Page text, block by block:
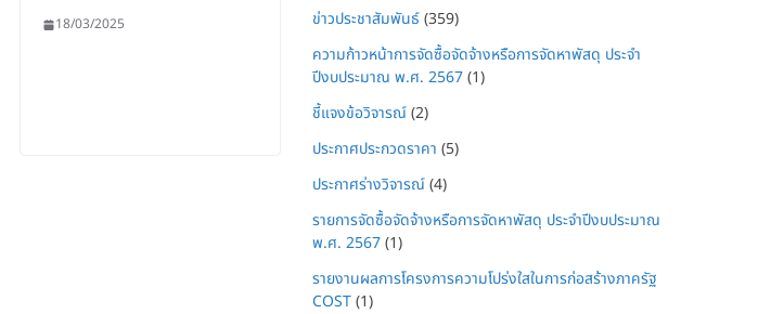
18/03/2025
ข่าวประชาสัมพันธ์(359)
ความก้าวหน้าการจัดซื้อจัดจ้างหรือการจัดหาพัสดุ ประจำ
ปีงบประมาณ พ.ศ. 2567(1)
ชี้แจงข้อวิจารณ์(2)
ประกาศประกวดราคา (5)
ประกาศร่างวิจารณ์(4)
รายการจัดซื้อจัดจ้างหรือการจัดหาพัสดุ ประจำปีงบประมาณ
พ.ศ. 2567(1)
รายงานผลการโครงการความโปร่งใสในการก่อสร้างภาครัฐ
COST(1)